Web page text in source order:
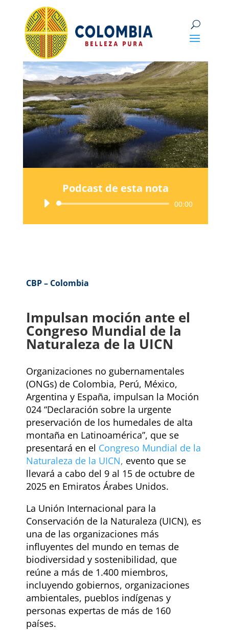
Podcast de esta nota
Reproductor
audio
00:00
CBP – Colombia
Impulsan moción ante el
Congreso Mundial de la
Naturaleza de la UICN
Organizaciones no gubernamentales
(ONGs) de Colombia, Perú, México,
Argentina y España, impulsan la Moción
024 “Declaración sobre la urgente
preservación de los humedales de alta
montaña en Latinoamérica”, que se
presentará en el Congreso Mundial de la
Naturaleza de la UICN, evento que se
llevará a cabo del 9 al 15 de octubre de
2025 en Emiratos Árabes Unidos.
La Unión Internacional para la
Conservación de la Naturaleza (UICN), es
una de las organizaciones más
influyentes del mundo en temas de
biodiversidad y sostenibilidad, que
reúne a más de 1.400 miembros,
incluyendo gobiernos, organizaciones
ambientales, pueblos indígenas y
personas expertas de más de 160
países.